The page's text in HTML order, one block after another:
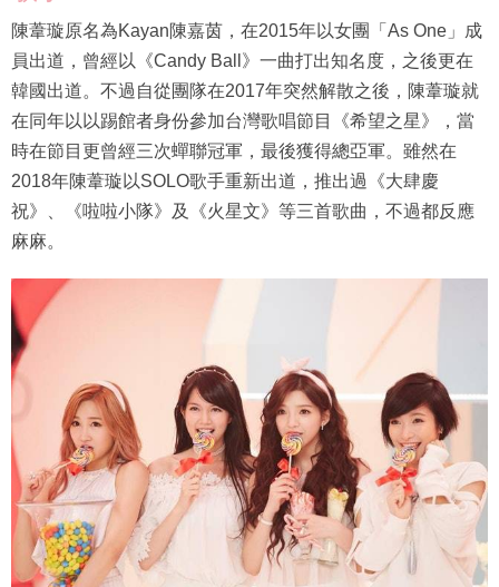
陳葦璇原名為Kayan陳嘉茵，在2015年以女團「As One」成
員出道，曾經以《Candy Ball》一曲打出知名度，之後更在
韓國出道。不過自從團隊在2017年突然解散之後，陳葦璇就
在同年以以踢館者身份參加台灣歌唱節目《希望之星》，當
時在節目更曾經三次蟬聯冠軍，最後獲得總亞軍。雖然在
2018年陳葦璇以SOLO歌手重新出道，推出過《大肆慶
祝》、《啦啦小隊》及《火星文》等三首歌曲，不過都反應
麻麻。